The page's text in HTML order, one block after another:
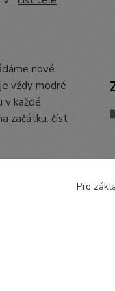
nové
vždy modré
v každé
začátku. číst
Pro